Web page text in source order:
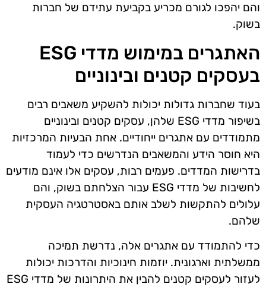
והם יהפכו לגורם מכריע בקביעת עתידם של חברות
בשוק.
האתגרים במימוש מדדי ESG
בעסקים קטנים ובינוניים
בעוד שחברות גדולות יכולות להשקיע משאבים רבים
בשיפור מדדי ESG שלהן, עסקים קטנים ובינוניים
מתמודדים עם אתגרים ייחודיים. אחת הבעיות המרכזיות
היא חוסר הידע והמשאבים הנדרשים כדי לעמוד
בדרישות המדדים. פעמים רבות, עסקים אלו אינם מודעים
לחשיבות של מדדי ESG עבור הצלחתם בשוק, והם
עלולים להתקשות לשלב אותם באסטרטגיה העסקית
שלהם.
כדי להתמודד עם אתגרים אלה, נדרשת תמיכה
ממשלתית וארגונית. יוזמות חינוכיות והדרכות יכולות
לעזור לעסקים קטנים להבין את היתרונות של מדדי ESG